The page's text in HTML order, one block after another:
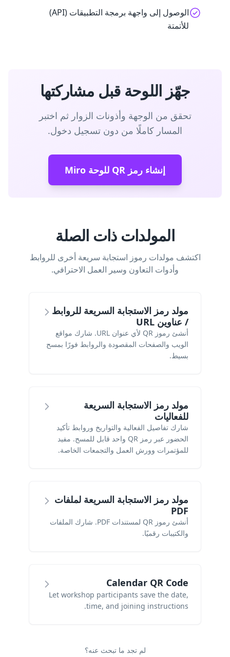
الوصول إلى واجهة برمجة التطبيقات (API)
للأتمتة
جهّز اللوحة قبل مشاركتها
تحقق من الوجهة وأذونات الزوار ثم اختبر
المسار كاملًا من دون تسجيل دخول.
إنشاء رمز QR للوحة Miro
المولدات ذات الصلة
اكتشف مولدات رموز استجابة سريعة أخرى للروابط
وأدوات التعاون وسير العمل الاحترافي.
مولد رمز الاستجابة السريعة للروابط
/ عناوين URL
أنشئ رموز QR لأي عنوان URL. شارك مواقع
الويب والصفحات المقصودة والروابط فورًا بمسح
بسيط.
مولد رمز الاستجابة السريعة
للفعاليات
شارك تفاصيل الفعالية والتواريخ وروابط تأكيد
الحضور عبر رمز QR واحد قابل للمسح. مفيد
للمؤتمرات وورش العمل والتجمعات الخاصة.
مولد رمز الاستجابة السريعة لملفات
PDF
أنشئ رموز QR لمستندات PDF. شارك الملفات
والكتيبات رقميًا.
Calendar QR Code
Let workshop participants save the date,
time, and joining instructions.
لم تجد ما تبحث عنه؟